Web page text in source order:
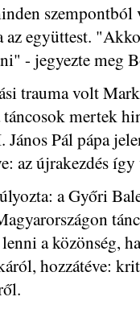
együttest.
- jegyezte meg
trauma volt
táncosok mertek
Pál pápa
az újrakezdés
a Győri
a közönség,
hozzátéve: